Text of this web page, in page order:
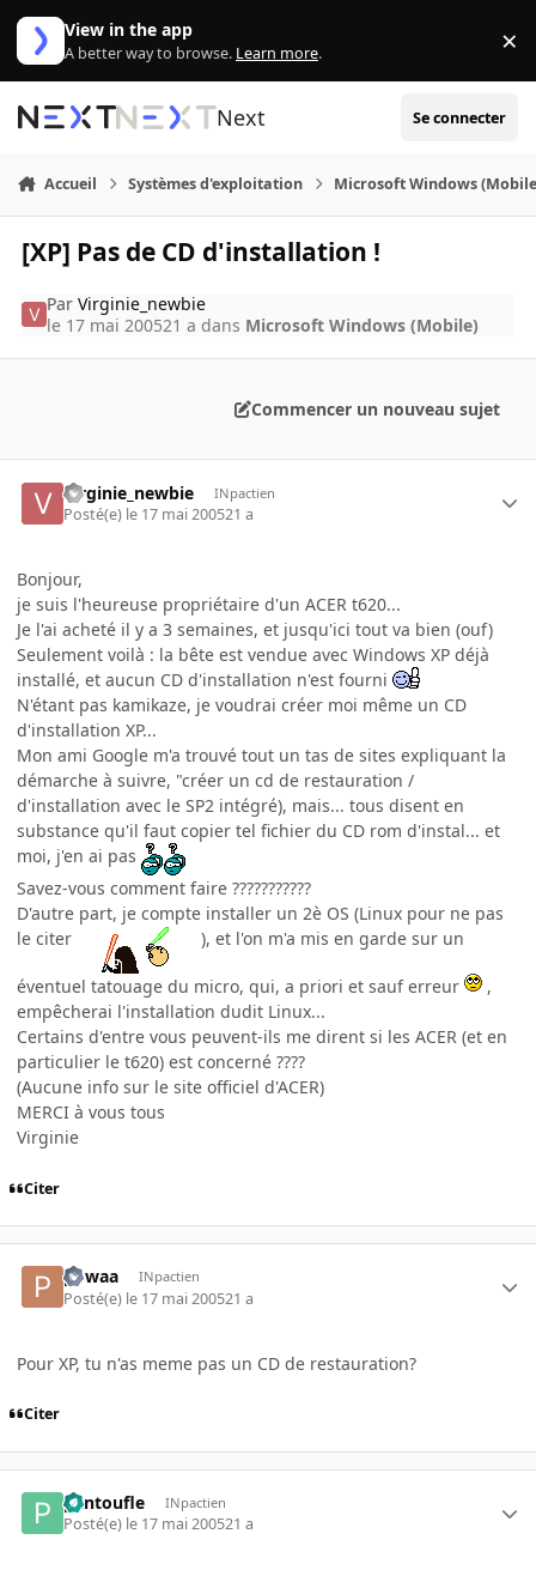
Aller au contenu
View in the app
A better way to browse. Learn more. ×
Next Se connecter
Accueil Systèmes d'exploitation Microsoft Windows
[XP] Pas de CD d'installation !
ParVirginie_newbie
le 17 mai 200521 a dans Microsoft Windows (Mobile)
Commencer un nouveau sujet
Virginie_newbie INpactien
Posté(e) le 17 mai 200521 a
Bonjour,
je suis l'heureuse propriétaire d'un ACER t620...
Je l'ai acheté il y a 3 semaines, et jusqu'ici tout va bien (ouf)
Seulement voilà : la bête est vendue avec Windows XP déjà
installé, et aucun CD d'installation n'est fourni
N'étant pas kamikaze, je voudrai créer moi même un CD
d'installation XP...
Mon ami Google m'a trouvé tout un tas de sites expliquant la
démarche à suivre, "créer un cd de restauration /
d'installation avec le SP2 intégré), mais... tous disent en
substance qu'il faut copier tel fichier du CD rom d'instal... et
moi, j'en ai pas
Savez-vous comment faire ???????????
D'autre part, je compte installer un 2è OS (Linux pour ne pas
le citer
), et l'on m'a mis en garde sur un
éventuel tatouage du micro, qui, a priori et sauf erreur
,
empêcherai l'installation dudit Linux...
Certains d'entre vous peuvent-ils me dirent si les ACER (et en
particulier le t620) est concerné ????
(Aucune info sur le site officiel d'ACER)
MERCI à vous tous
Virginie
Citer
powaa INpactien
Posté(e) le 17 mai 200521 a
Pour XP, tu n'as meme pas un CD de restauration?
Citer
pantoufle INpactien
Posté(e) le 17 mai 200521 a